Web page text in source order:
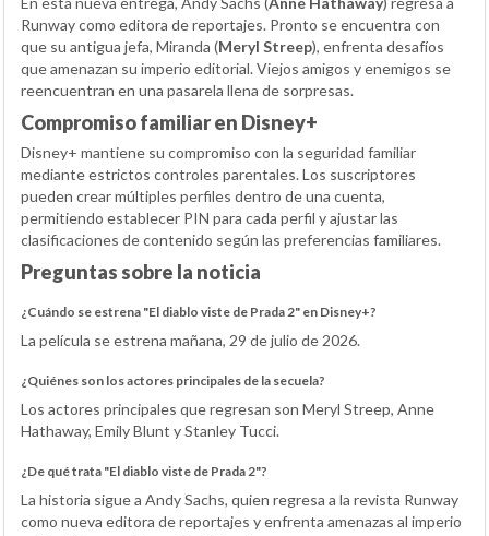
Runway como editora de reportajes. Pronto se encuentra con
que su antigua jefa, Miranda (Meryl Streep), enfrenta desafíos
que amenazan su imperio editorial. Viejos amigos y enemigos se
reencuentran en una pasarela llena de sorpresas.
Compromiso familiar en Disney+
Disney+ mantiene su compromiso con la seguridad familiar
mediante estrictos controles parentales. Los suscriptores
pueden crear múltiples perfiles dentro de una cuenta,
permitiendo establecer PIN para cada perfil y ajustar las
clasificaciones de contenido según las preferencias familiares.
Preguntas sobre la noticia
¿Cuándo se estrena "El diablo viste de Prada 2" en Disney+?
La película se estrena mañana, 29 de julio de 2026.
¿Quiénes son los actores principales de la secuela?
Los actores principales que regresan son Meryl Streep, Anne
Hathaway, Emily Blunt y Stanley Tucci.
¿De qué trata "El diablo viste de Prada 2"?
La historia sigue a Andy Sachs, quien regresa a la revista Runway
como nueva editora de reportajes y enfrenta amenazas al imperio